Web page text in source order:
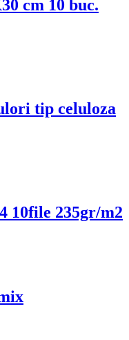
cm 10 buc.
tip celuloza
10file 235gr/m2